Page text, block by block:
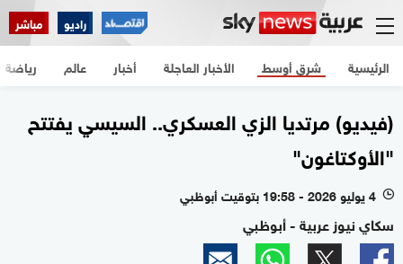
راديو مباشر
الرئيسية الأخبار العاجلة أخبار شرق أوسط عالم رياضة
(فيديو) مرتديا الزي العسكري.. السيسي يفتتح
"الأوكتاغون"
l 4 يوليو 2026 - 19:58 بتوقيت أبوظبي
سكاي نيوز عربية - أبوظبي